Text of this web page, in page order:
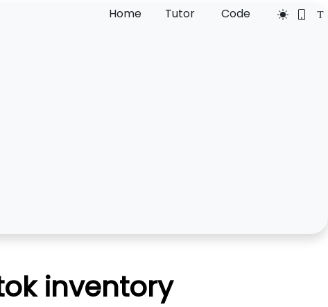
Home Tutor Code
inventory